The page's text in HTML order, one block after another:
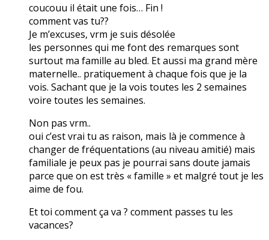
coucouu il était une fois… Fin !
comment vas tu??
Je m’excuses, vrm je suis désolée
les personnes qui me font des remarques sont
surtout ma famille au bled. Et aussi ma grand mère
maternelle.. pratiquement à chaque fois que je la
vois. Sachant que je la vois toutes les 2 semaines
voire toutes les semaines.
Non pas vrm..
oui c’est vrai tu as raison, mais là je commence à
changer de fréquentations (au niveau amitié) mais
familiale je peux pas je pourrai sans doute jamais
parce que on est très « famille » et malgré tout je les
aime de fou.
Et toi comment ça va ? comment passes tu les
vacances?